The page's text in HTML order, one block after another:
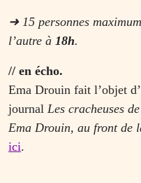
➜ 15 personnes
l’autre à 18h.
// en écho.
Ema Drouin fait l’objet
journal Les cracheuses
Ema Drouin, au front de
ici.